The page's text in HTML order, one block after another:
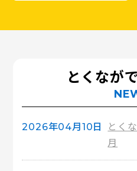
とくなが
とく
月
2026年04月10日